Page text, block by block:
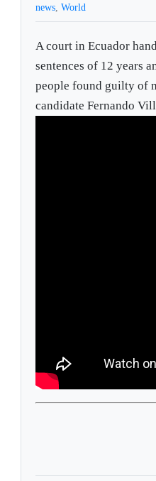
news,World
A court in Ecuador
sentences of 12 years
people found guilty of
candidate Fernando